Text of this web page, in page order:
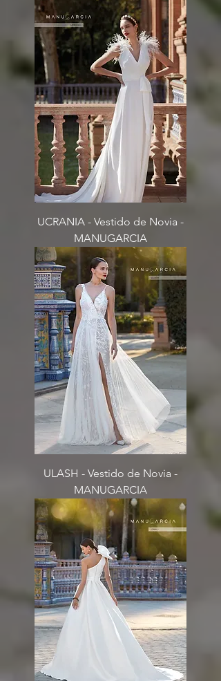
UCRANIA - Vestido de Novia -
MANUGARCIA
ULASH - Vestido de Novia -
MANUGARCIA